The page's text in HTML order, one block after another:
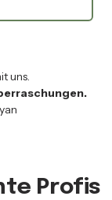
uns.
Profis